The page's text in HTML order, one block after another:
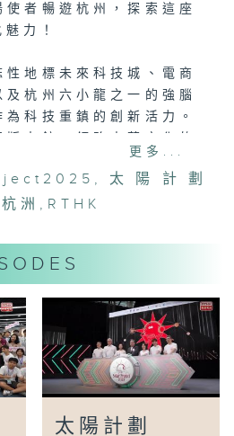
使者暢遊杭州，探索這座
力！
性地標未來科技城、電商
及杭州六小龍之一的強腦
科技重鎮的創新活力。
險，更是太陽使者的成長
何從江南水鄉變身全球科
在這場科技與文化之旅中
者一起開啟這段精彩旅
更多...
,
太陽計劃
杭洲 , RTHK
太陽計劃